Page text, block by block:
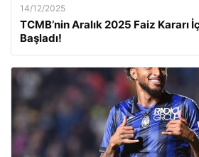
14/12/2025
TCMB’nin Aralık 2025 Faiz Kararı
Başladı!